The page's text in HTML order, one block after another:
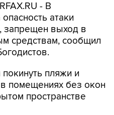
- В
атаки
запрещен выход в
средствам, сообщил
пляжи и
помещениях без окон
пространстве